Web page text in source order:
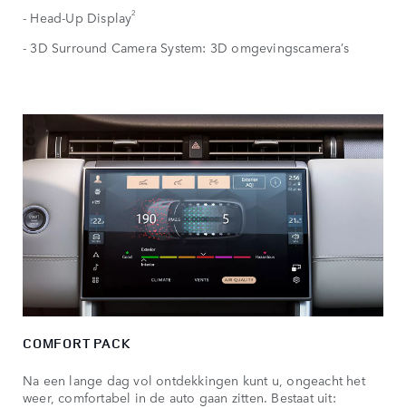
- Head-Up Display2
- 3D Surround Camera System: 3D omgevingscamera’s
COMFORT PACK
Na een lange dag vol ontdekkingen kunt u, ongeacht het
weer, comfortabel in de auto gaan zitten. Bestaat uit: